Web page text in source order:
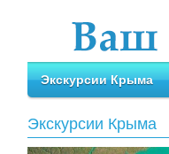
Экскурсии Крыма
Экскурсии Крыма